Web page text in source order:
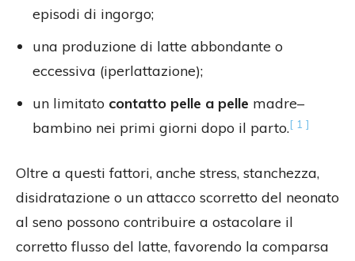
episodi di ingorgo;
una produzione di latte abbondante o
eccessiva (iperlattazione);
un limitato contatto pelle a pelle madre–
bambino nei primi giorni dopo il parto.[ 1 ]
Oltre a questi fattori, anche stress, stanchezza,
disidratazione o un attacco scorretto del neonato
al seno possono contribuire a ostacolare il
corretto flusso del latte, favorendo la comparsa